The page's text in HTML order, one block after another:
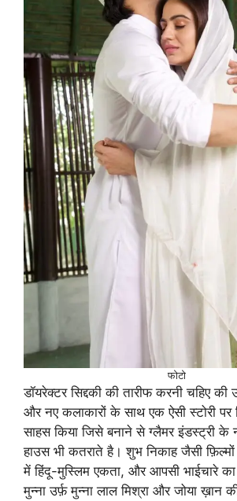
फोटो
डॉयरेक्टर सिद्दकी की तारीफ करनी चहिए
और नए कलाकारों के साथ एक ऐसी स्टोरी पर
साहस किया जिसे बनाने से ग्लैमर इंडस्ट्री के
हाउस भी कतराते है। शुभ निकाह जैसी
में हिंदू-मुस्लिम एकता, और आपसी भाईचारे
मुन्ना उर्फ़ मुन्ना लाल मिश्रा और जोया ख़ान